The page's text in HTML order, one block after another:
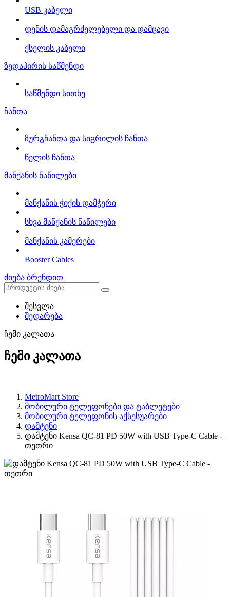
USB კაბელი
დენის დამაგრძელებელი და დამცავი
ქსელის კაბელი
ზედაპირის საწმენდი
საწმენდი სითხე
ჩანთა
ზურგჩანთა და სიგრილის ჩანთა
წელის ჩანთა
მანქანის ნაწილები
მანქანის ჭიქის დამჭერი
სხვა მანქანის ნაწილები
მანქანის კამერები
Booster Cables
ძიება ბრენდით
შესვლა
შედარება
ჩემი კალათა
ჩემი კალათა
MetroMart Store
მობილური ტელეფონები და ტაბლეტები
მობილური ტელეფონის აქსესუარები
დამტენი
დამტენი Kensa QC-81 PD 50W with USB Type-C Cable -
თეთრი